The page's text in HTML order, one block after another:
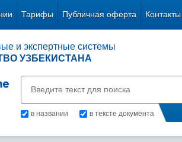
Тарифы Публичная оферта Контакты
и экспертные системы
УЗБЕКИСТАНА
в названии в тексте документа